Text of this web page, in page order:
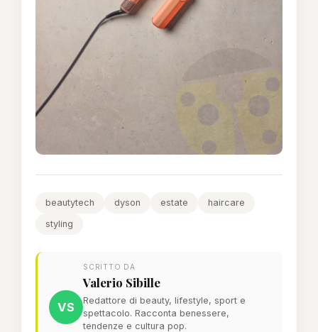
beautytech dyson estate
haircare
styling
VS
SCRITTO DA
Valerio Sibille
Redattore di beauty, lifestyle, sport e
spettacolo. Racconta benessere,
tendenze e cultura pop.